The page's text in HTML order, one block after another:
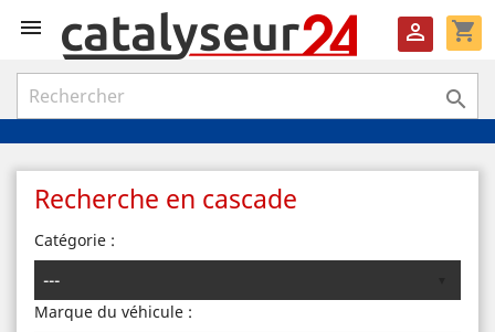
 shopping_cart


Recherche en cascade
Catégorie :
Marque du véhicule :